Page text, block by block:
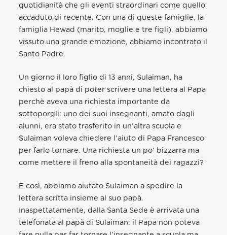
quotidianità che gli eventi straordinari come quello
accaduto di recente. Con una di queste famiglie, la
famiglia Hewad (marito, moglie e tre figli), abbiamo
vissuto una grande emozione, abbiamo incontrato il
Santo Padre.
Un giorno il loro figlio di 13 anni, Sulaiman, ha
chiesto al papà di poter scrivere una lettera al Papa
perchè aveva una richiesta importante da
sottoporgli: uno dei suoi insegnanti, amato dagli
alunni, era stato trasferito in un’altra scuola e
Sulaiman voleva chiedere l’aiuto di Papa Francesco
per farlo tornare. Una richiesta un po’ bizzarra ma
come mettere il freno alla spontaneità dei ragazzi?
E così, abbiamo aiutato Sulaiman a spedire la
lettera scritta insieme al suo papà.
Inaspettatamente, dalla Santa Sede è arrivata una
telefonata al papà di Sulaiman: il Papa non poteva